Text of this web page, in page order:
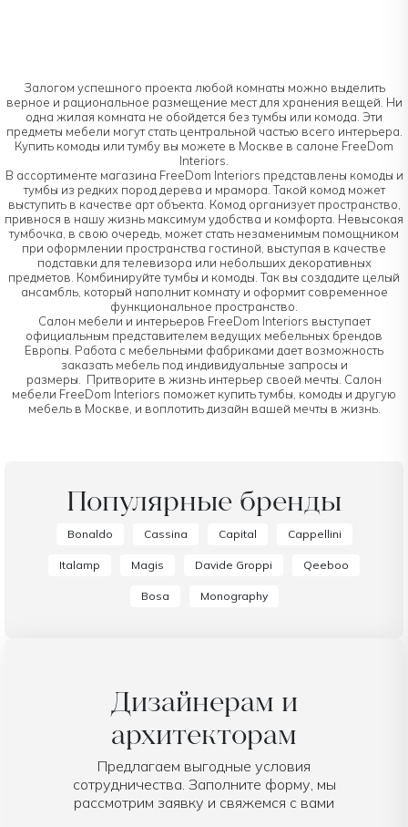
Залогом успешного проекта любой комнаты можно выделить
верное и рациональное размещение мест для хранения вещей. Ни
одна жилая комната не обойдется без тумбы или комода. Эти
предметы мебели могут стать центральной частью всего интерьера.
Купить комоды или тумбу вы можете в Москве в салоне FreeDom
Interiors.
В ассортименте магазина FreeDom Interiors представлены комоды и
тумбы из редких пород дерева и мрамора. Такой комод может
выступить в качестве арт объекта. Комод организует пространство,
привнося в нашу жизнь максимум удобства и комфорта. Невысокая
тумбочка, в свою очередь, может стать незаменимым помощником
при оформлении пространства гостиной, выступая в качестве
подставки для телевизора или небольших декоративных
предметов. Комбинируйте тумбы и комоды. Так вы создадите целый
ансамбль, который наполнит комнату и оформит современное
функциональное пространство.
Салон мебели и интерьеров FreeDom Interiors выступает
официальным представителем ведущих мебельных брендов
Европы. Работа с мебельными фабриками дает возможность
заказать мебель под индивидуальные запросы и
размеры. Притворите в жизнь интерьер своей мечты. Салон
мебели FreeDom Interiors поможет купить тумбы, комоды и другую
мебель в Москве, и воплотить дизайн вашей мечты в жизнь.
Популярные бренды
Bonaldo Cassina Capital Cappellini
Italamp Magis Davide Groppi Qeeboo
Bosa Monography
Дизайнерам и
архитекторам
Предлагаем выгодные условия
сотрудничества. Заполните форму, мы
рассмотрим заявку и свяжемся с вами